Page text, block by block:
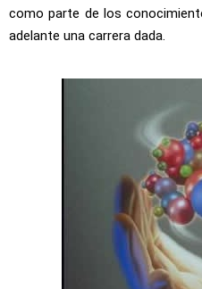
como parte de los
adelante una carrera dada.